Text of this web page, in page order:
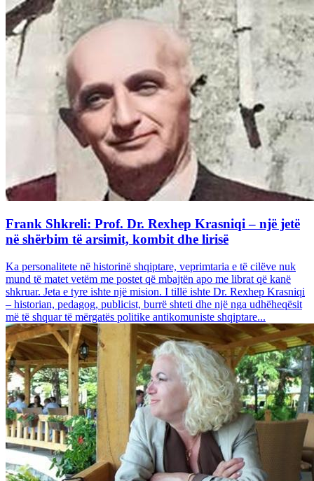
Frank Shkreli: Prof. Dr. Rexhep Krasniqi – një jetë
në shërbim të arsimit, kombit dhe lirisë
Ka personalitete në historinë shqiptare, veprimtaria e të cilëve nuk
mund të matet vetëm me postet që mbajtën apo me librat që kanë
shkruar. Jeta e tyre ishte një mision. I tillë ishte Dr. Rexhep Krasniqi
– historian, pedagog, publicist, burrë shteti dhe një nga udhëheqësit
më të shquar të mërgatës politike antikomuniste shqiptare...